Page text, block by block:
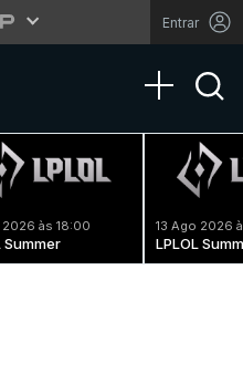
Entrar
Toggle
2026 às 18:00
Summer
13 Ago 2026
LPLOL